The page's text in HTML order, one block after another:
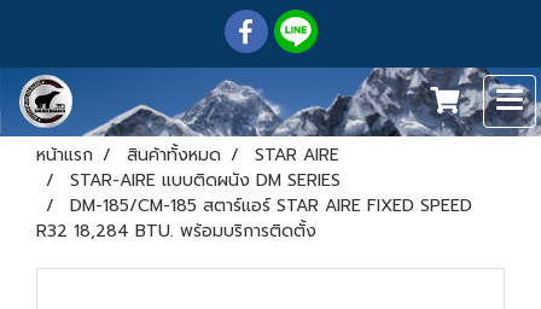
หน้าแรก สินค้าทั้งหมด
STAR AIRE
STAR-AIRE แบบติดผนัง DM SERIES
DM-185/CM-185 สตาร์แอร์ STAR AIRE FIXED SPEED
R32 18,284 BTU. พร้อมบริการติดตั้ง